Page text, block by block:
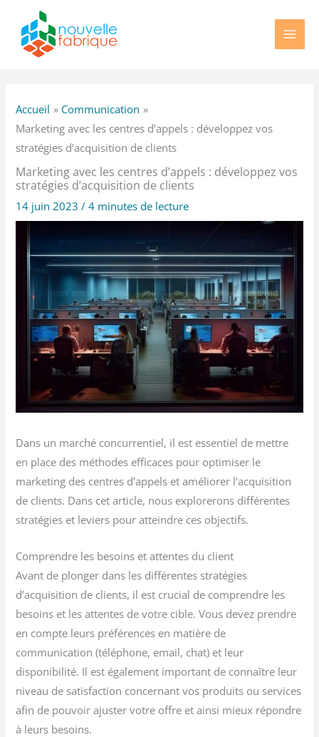
contenu
Accueil
Communication
Marketing avec les centres d’appels : développez vos
stratégies d’acquisition de clients
Marketing avec les centres d’appels : développez vos
stratégies d’acquisition de clients
14 juin 2023/4 minutes de lecture
Dans un marché concurrentiel, il est essentiel de mettre
en place des méthodes efficaces pour optimiser le
marketing des centres d’appels et améliorer l’acquisition
de clients. Dans cet article, nous explorerons différentes
stratégies et leviers pour atteindre ces objectifs.
Comprendre les besoins et attentes du client
Avant de plonger dans les différentes stratégies
d’acquisition de clients, il est crucial de comprendre les
besoins et les attentes de votre cible. Vous devez prendre
en compte leurs préférences en matière de
communication (téléphone, email, chat) et leur
disponibilité. Il est également important de connaître leur
niveau de satisfaction concernant vos produits ou services
afin de pouvoir ajuster votre offre et ainsi mieux répondre
à leurs besoins.